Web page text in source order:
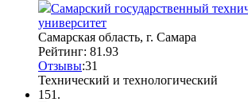
Самарский государственный
университет
Самарская область, г. Самара
Рейтинг: 81.93
Отзывы:31
Технический и технологический
151.